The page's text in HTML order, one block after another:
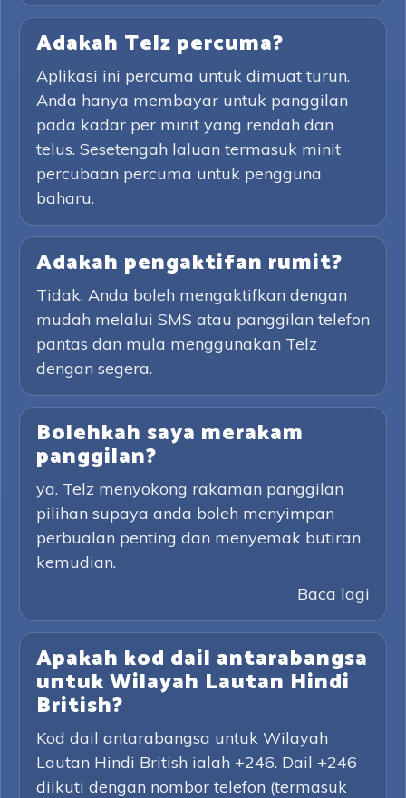
Adakah Telz percuma?
Aplikasi ini percuma untuk dimuat turun.
Anda hanya membayar untuk panggilan
pada kadar per minit yang rendah dan
telus. Sesetengah laluan termasuk minit
percubaan percuma untuk pengguna
baharu.
Adakah pengaktifan rumit?
Tidak. Anda boleh mengaktifkan dengan
mudah melalui SMS atau panggilan telefon
pantas dan mula menggunakan Telz
dengan segera.
Bolehkah saya merakam
panggilan?
ya. Telz menyokong rakaman panggilan
pilihan supaya anda boleh menyimpan
perbualan penting dan menyemak butiran
kemudian.
Baca lagi
Apakah kod dail antarabangsa
untuk Wilayah Lautan Hindi
British?
Kod dail antarabangsa untuk Wilayah
Lautan Hindi British ialah +246. Dail +246
diikuti dengan nombor telefon (termasuk